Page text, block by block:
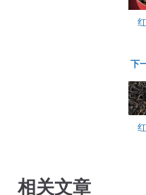
下
相关文章